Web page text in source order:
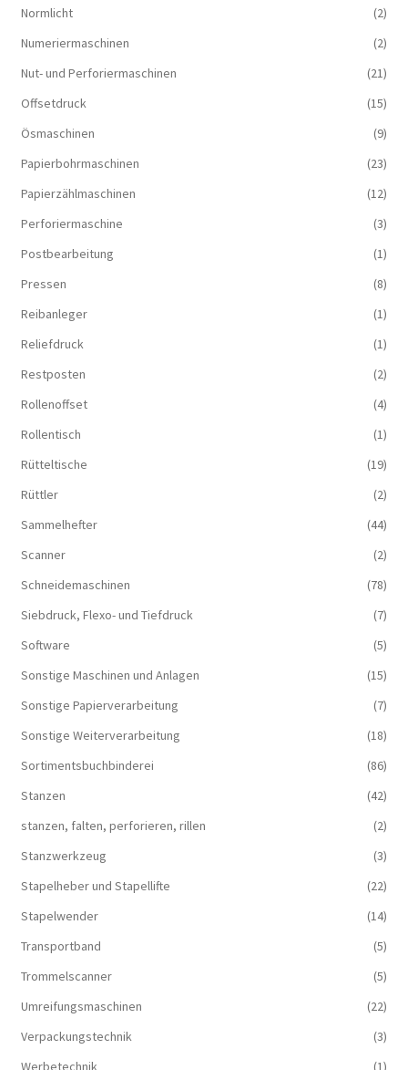
Normlicht
(2)
Numeriermaschinen
(2)
Nut- und Perforiermaschinen
(21)
Offsetdruck
(15)
Ösmaschinen
(9)
Papierbohrmaschinen
(23)
Papierzählmaschinen
(12)
Perforiermaschine
(3)
Postbearbeitung
(1)
Pressen
(8)
Reibanleger
(1)
Reliefdruck
(1)
Restposten
(2)
Rollenoffset
(4)
Rollentisch
(1)
Rütteltische
(19)
Rüttler
(2)
Sammelhefter
(44)
Scanner
(2)
Schneidemaschinen
(78)
Siebdruck, Flexo- und Tiefdruck
(7)
Software
(5)
Sonstige Maschinen und Anlagen
(15)
Sonstige Papierverarbeitung
(7)
Sonstige Weiterverarbeitung
(18)
Sortimentsbuchbinderei
(86)
Stanzen
(42)
stanzen, falten, perforieren, rillen
(2)
Stanzwerkzeug
(3)
Stapelheber und Stapellifte
(22)
Stapelwender
(14)
Transportband
(5)
Trommelscanner
(5)
Umreifungsmaschinen
(22)
Verpackungstechnik
(3)
Werbetechnik
(1)